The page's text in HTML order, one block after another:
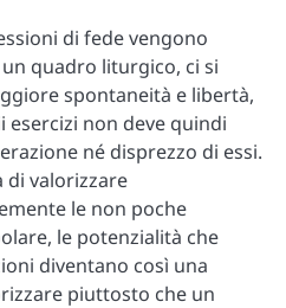
di fede vengono
quadro liturgico, ci si
spontaneità e libertà,
esercizi non deve quindi
né disprezzo di essi.
di valorizzare
le non poche
le potenzialità che
diventano così una
piuttosto che un